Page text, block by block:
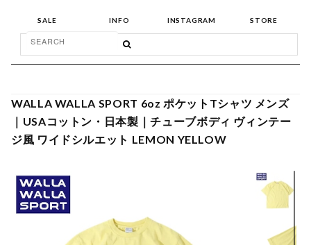
SALE INFO INSTAGRAM STORE
WALLA WALLA SPORT 6oz ポケットTシャツ メンズ
｜USAコットン・日本製｜チューブボディ ヴィンテー
ジ風 ワイドシルエット LEMON YELLOW